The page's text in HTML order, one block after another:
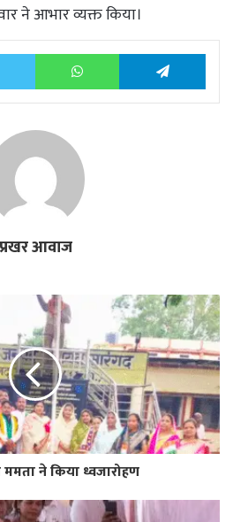
ने आभार व्यक्त किया।
Twitter WhatsApp
प्रखर आवाज
ने किया ध्वजारोहण